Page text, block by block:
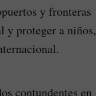
y fronteras
y proteger a niños,
contundentes en